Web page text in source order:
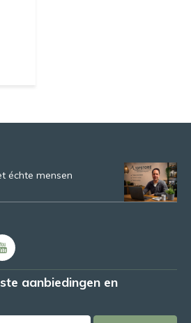
échte mensen
aanbiedingen en